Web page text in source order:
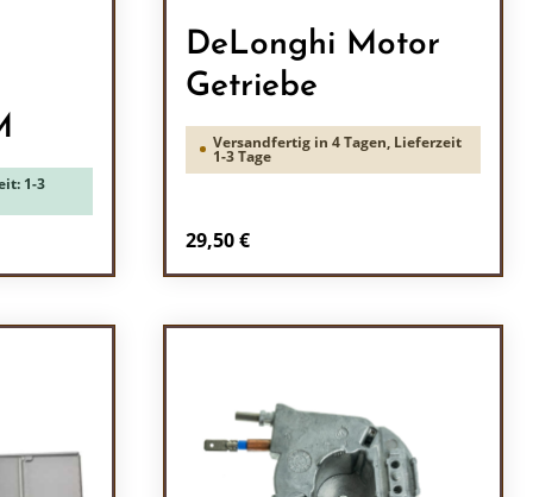
1-3
DeLonghi Motor
Getriebe
Versandfertig in 4 Tagen, Lieferzeit
1-3 Tage
Regulärer Preis:
29,50 €